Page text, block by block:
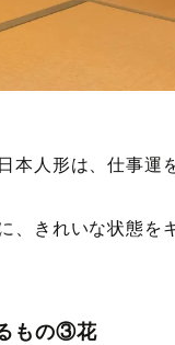
人形は、仕事運
、きれいな状態を
もの③花